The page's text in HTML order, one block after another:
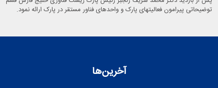
توضیحاتی پیرامون فعالیتهای پارک و واحدهای فناور مستقر در پارک ارائه نمود.
آخرین‌ها